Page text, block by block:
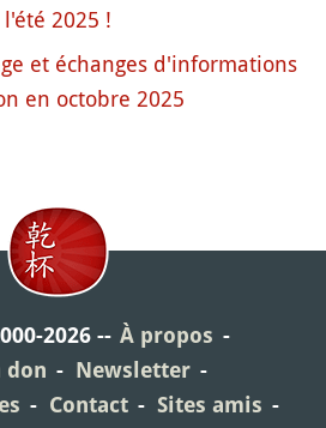
l'été 2025 !
et échanges d'informations
en octobre 2025
2026
À propos
don
Newsletter
Contact
Sites amis